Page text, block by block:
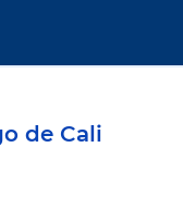
de Cali